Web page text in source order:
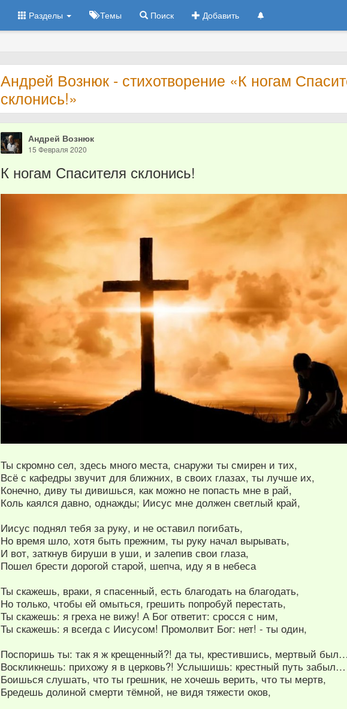
Разделы Темы Поиск Добавить
Андрей Вознюк - стихотворение «К ногам
склонись!»
Андрей Вознюк
15 Февраля 2020
К ногам Спасителя склонись!
Ты скромно сел, здесь много места, снаружи ты смирен и тих,
Всё с кафедры звучит для ближних, в своих глазах, ты лучше их,
Конечно, диву ты дивишься, как можно не попасть мне в рай,
Коль каялся давно, однажды; Иисус мне должен светлый край,
Иисус поднял тебя за руку, и не оставил погибать,
Но время шло, хотя быть прежним, ты руку начал вырывать,
И вот, заткнув бируши в уши, и залепив свои глаза,
Пошел брести дорогой старой, шепча, иду я в небеса
Ты скажешь, враки, я спасенный, есть благодать на благодать,
Но только, чтобы ей омыться, грешить попробуй перестать,
Ты скажешь: я греха не вижу! А Бог ответит: сросся с ним,
Ты скажешь: я всегда с Иисусом! Промолвит Бог: нет! - ты один,
Поспоришь ты: так я ж крещенный?! да ты, крестившись, мертвый
Воскликнешь: прихожу я в церковь?! Услышишь: крестный путь забыл…
Боишься слушать, что ты грешник, не хочешь верить, что ты мертв,
Бредешь долиной смерти тёмной, не видя тяжести оков,